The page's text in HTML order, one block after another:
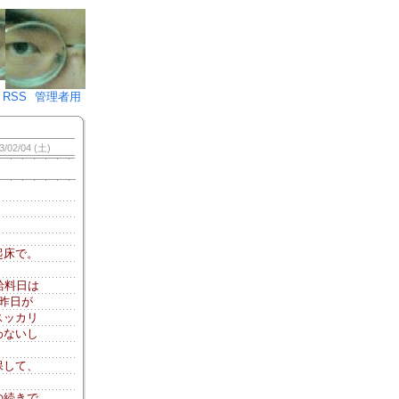
♪)÷2
RSS 管理者用
02/04 (土)
で。
料日は
日が
カリ
いし
て、